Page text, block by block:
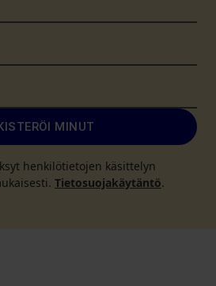
MINUT
henkilötietojen käsittelyn
Tietosuojakäytäntö.